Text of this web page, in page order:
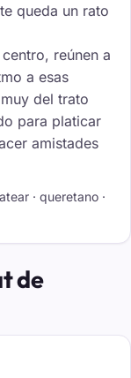
queda un rato
reúnen a
a esas
del trato
para platicar
amistades
· queretano ·
de